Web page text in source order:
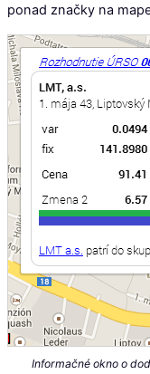
ponad značky na
Informačné okno o